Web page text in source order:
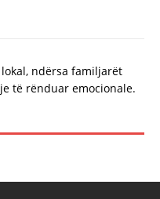
ndërsa familjarët
të rënduar emocionale.